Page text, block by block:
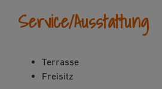
Service/Ausstattung
Terrasse
Freisitz